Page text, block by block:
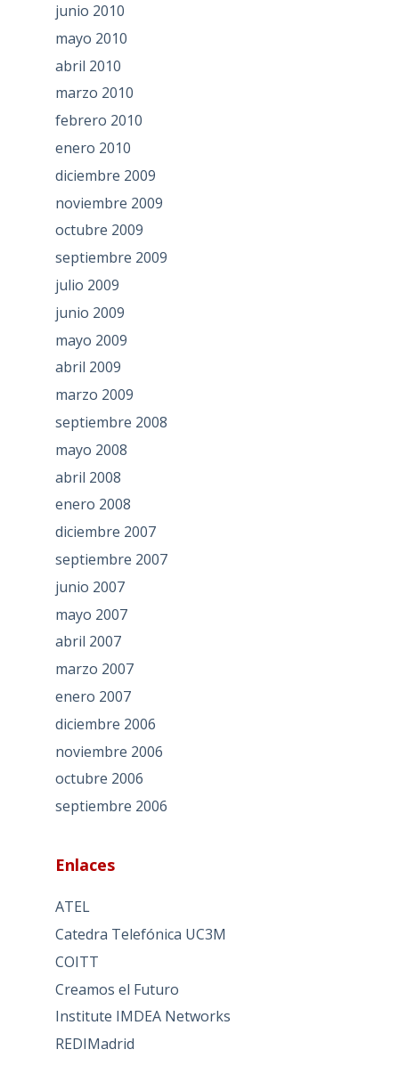
junio 2010
mayo 2010
abril 2010
marzo 2010
febrero 2010
enero 2010
diciembre 2009
noviembre 2009
octubre 2009
septiembre 2009
julio 2009
junio 2009
mayo 2009
abril 2009
marzo 2009
septiembre 2008
mayo 2008
abril 2008
enero 2008
diciembre 2007
septiembre 2007
junio 2007
mayo 2007
abril 2007
marzo 2007
enero 2007
diciembre 2006
noviembre 2006
octubre 2006
septiembre 2006
Enlaces
ATEL
Catedra Telefónica UC3M
COITT
Creamos el Futuro
Institute IMDEA Networks
REDIMadrid